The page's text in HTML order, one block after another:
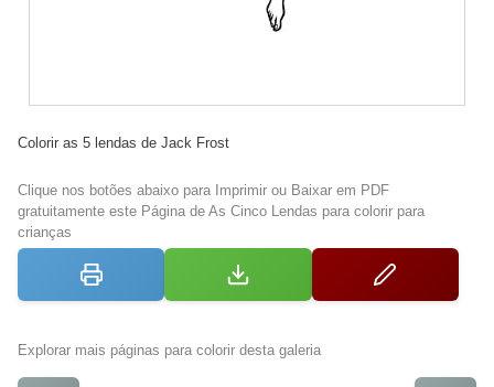
Colorir as 5 lendas de Jack Frost
Clique nos botões abaixo para Imprimir ou Baixar em PDF
gratuitamente este Página de As Cinco Lendas para colorir para
crianças
Explorar mais páginas para colorir desta galeria